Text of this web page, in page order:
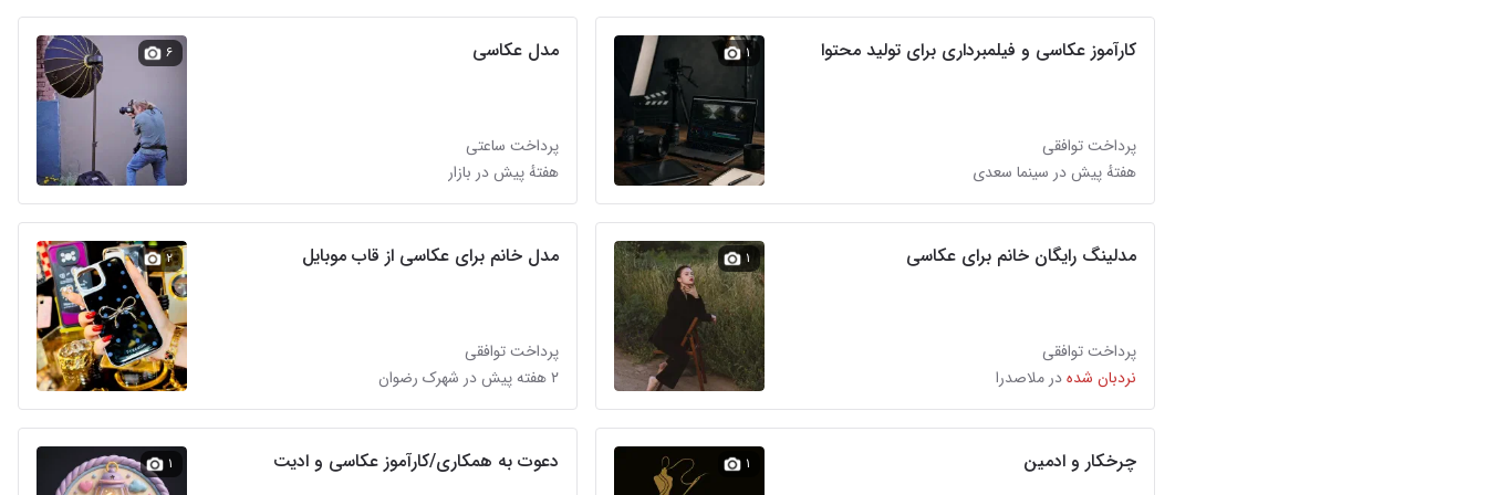
کارآموز عکاسی و فیلمبرداری برای تولید محتوا
پرداخت توافقی
هفتهٔ پیش در سینما سعدی
۱ مدل عکاسی
پرداخت ساعتی
هفتهٔ پیش در بازار
۶
مدلینگ رایگان خانم برای عکاسی
پرداخت توافقی
نردبان شدهدر ملاصدرا
۱ مدل خانم برای عکاسی از قاب موبایل
پرداخت توافقی
۲ هفته پیش در شهرک رضوان
۲
چرخکار و ادمین ۱ دعوت به همکاری/کارآموز عکاسی و ادیت ۱